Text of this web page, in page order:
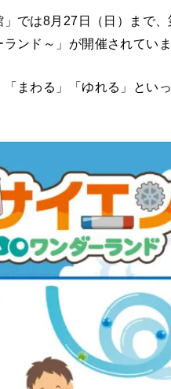
では8月27日（日）まで
ンド～」が開催されていま
まわる」「ゆれる」とい